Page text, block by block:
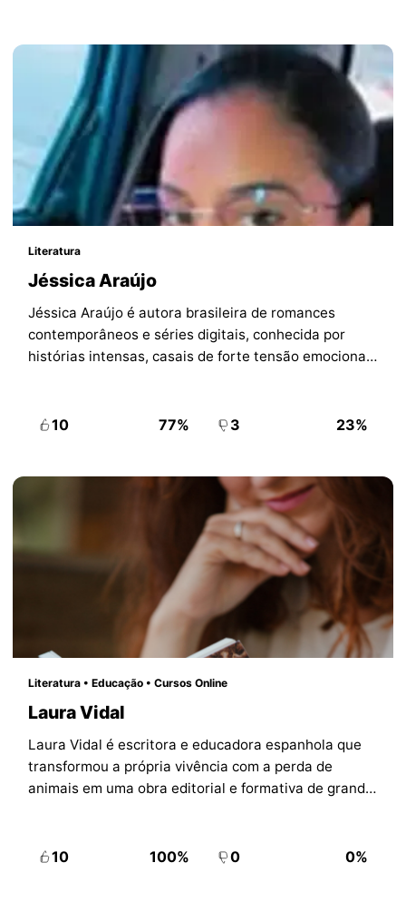
Literatura
Jéssica Araújo
Jéssica Araújo é autora brasileira de romances
contemporâneos e séries digitais, conhecida por
histórias intensas, casais de forte tensão emocional
10 77% 3 23%
Literatura • Educação • Cursos Online
Laura Vidal
Laura Vidal é escritora e educadora espanhola que
transformou a própria vivência com a perda de
animais em uma obra editorial e formativa de grande
10 100% 0 0%